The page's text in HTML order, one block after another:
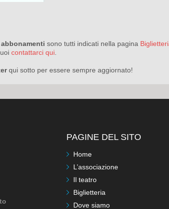
abbonamenti sono tutti indicati nella pagina
contattarci qui.
qui sotto per essere sempre aggiornato!
PAGINE DEL SITO
Home
L’associazione
Il teatro
Biglietteria
Dove siamo